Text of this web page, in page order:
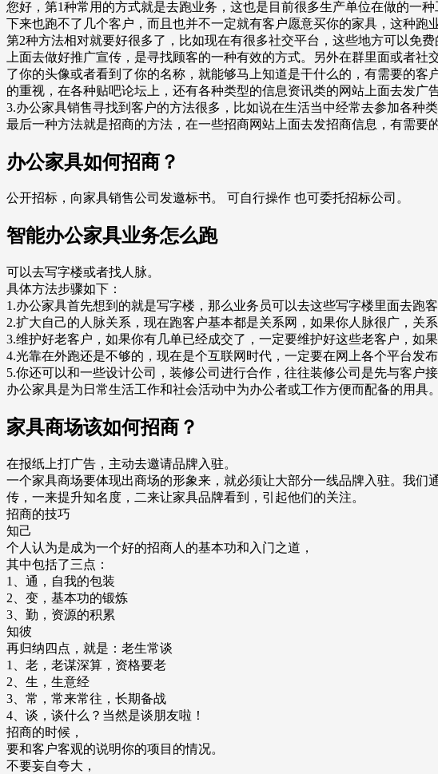
您好，第1种常用的方式就是去跑业务，这也是目前很多生产单位在做的一
下来也跑不了几个客户，而且也并不一定就有客户愿意买你的家具，这种跑
第2种方法相对就要好很多了，比如现在有很多社交平台，这些地方可以免
上面去做好推广宣传，是寻找顾客的一种有效的方式。另外在群里面或者
了你的头像或者看到了你的名称，就能够马上知道是干什么的，有需要的
的重视，在各种贴吧论坛上，还有各种类型的信息资讯类的网站上面去发
3.办公家具销售寻找到客户的方法很多，比如说在生活当中经常去参加各种
最后一种方法就是招商的方法，在一些招商网站上面去发招商信息，有需要
办公家具如何招商？
公开招标，向家具销售公司发邀标书。 可自行操作 也可委托招标公司。
智能办公家具业务怎么跑
可以去写字楼或者找人脉。
具体方法步骤如下：
1.办公家具首先想到的就是写字楼，那么业务员可以去这些写字楼里面去跑
2.扩大自己的人脉关系，现在跑客户基本都是关系网，如果你人脉很广，关
3.维护好老客户，如果你有几单已经成交了，一定要维护好这些老客户，如
4.光靠在外跑还是不够的，现在是个互联网时代，一定要在网上各个平台发
5.你还可以和一些设计公司，装修公司进行合作，往往装修公司是先与客户
办公家具是为日常生活工作和社会活动中为办公者或工作方便而配备的用
家具商场该如何招商？
在报纸上打广告，主动去邀请品牌入驻。
一个家具商场要体现出商场的形象来，就必须让大部分一线品牌入驻。我
传，一来提升知名度，二来让家具品牌看到，引起他们的关注。
招商的技巧
知己
个人认为是成为一个好的招商人的基本功和入门之道，
其中包括了三点：
1、通，自我的包装
2、变，基本功的锻炼
3、勤，资源的积累
知彼
再归纳四点，就是：老生常谈
1、老，老谋深算，资格要老
2、生，生意经
3、常，常来常往，长期备战
4、谈，谈什么？当然是谈朋友啦！
招商的时候，
要和客户客观的说明你的项目的情况。
不要妄自夸大，